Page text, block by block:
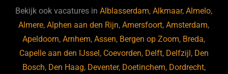
b
o
o
k
ky dI
n
Bekijk ook vacatures inAlblasserdam,Alkmaar,Almelo,
Almere,Alphen aan den Rijn,Amersfoort,Amsterdam,
Apeldoorn,Arnhem,Assen, Bergen op Zoom, Breda,
Capelle aan den IJssel , Coevorden, Delft, Delfzijl , Den
Bosch, Den Haag, Deventer, Doetinchem, Dordrecht,